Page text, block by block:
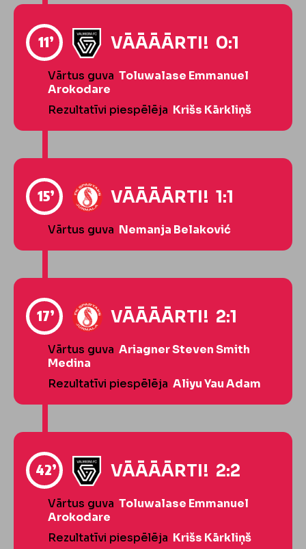
11’ VĀĀĀĀRTI! 0:1
Vārtus guva Toluwalase Emmanuel
Arokodare
Rezultatīvi piespēlēja Krišs Kārkliņš
15’ VĀĀĀĀRTI! 1:1
Vārtus guva Nemanja Belaković
17’ VĀĀĀĀRTI! 2:1
Vārtus guva Ariagner Steven Smith
Medina
Rezultatīvi piespēlēja Aliyu Yau Adam
42’ VĀĀĀĀRTI! 2:2
Vārtus guva Toluwalase Emmanuel
Arokodare
Rezultatīvi piespēlēja Krišs Kārkliņš